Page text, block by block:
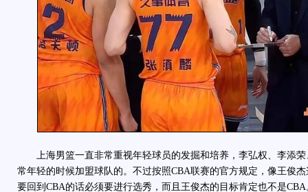
上海男篮一直非常重视年轻球员的发掘和培养，李弘权、李添荣
常年轻的时候加盟球队的。不过按照CBA联赛的官方规定，像王俊
要回到CBA的话必须要进行选秀，而且王俊杰的目标肯定也不是